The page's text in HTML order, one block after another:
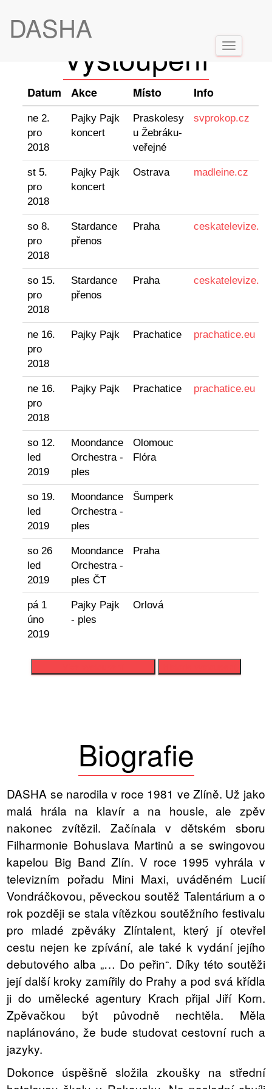
DASHA
Přepnout
Vystoupení
Datum Akce Místo Info
ne 2.
pro
2018
Pajky Pajk
koncert
Praskolesy
u Žebráku-
veřejné
svprokop.cz
st 5.
pro
2018
Pajky Pajk
koncert
Ostrava madleine.cz
so 8.
pro
2018
Stardance
přenos
Praha ceskatelevize.cz
so 15.
pro
2018
Stardance
přenos
Praha ceskatelevize.cz
ne 16.
pro
2018
Pajky Pajk Prachatice prachatice.eu
ne 16.
pro
2018
Pajky Pajk Prachatice prachatice.eu
so 12.
led
2019
Moondance
Orchestra -
ples
Olomouc
Flóra
so 19.
led
2019
Moondance
Orchestra -
ples
Šumperk
so 26
led
2019
Moondance
Orchestra -
ples ČT
Praha
pá 1
úno
2019
Pajky Pajk
- ples
Orlová
Biografie
DASHA se narodila v roce 1981 ve Zlíně. Už jako
malá hrála na klavír a na housle, ale zpěv
nakonec zvítězil. Začínala v dětském sboru
Filharmonie Bohuslava Martinů a se swingovou
kapelou Big Band Zlín. V roce 1995 vyhrála v
televizním pořadu Mini Maxi, uváděném Lucií
Vondráčkovou, pěveckou soutěž Talentárium a o
rok později se stala vítězkou soutěžního festivalu
pro mladé zpěváky Zlíntalent, který jí otevřel
cestu nejen ke zpívání, ale také k vydání jejího
debutového alba „… Do peřin“. Díky této soutěži
její další kroky zamířily do Prahy a pod svá křídla
ji do umělecké agentury Krach přijal Jiří Korn.
Zpěvačkou být původně nechtěla. Měla
naplánováno, že bude studovat cestovní ruch a
jazyky.
Dokonce úspěšně složila zkoušky na střední